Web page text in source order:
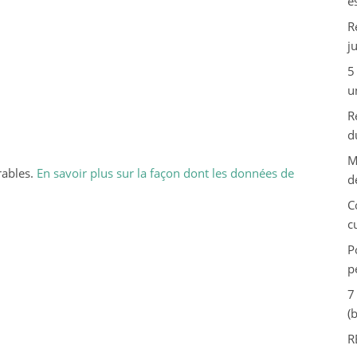
En savoir plus sur la façon dont les données de
7